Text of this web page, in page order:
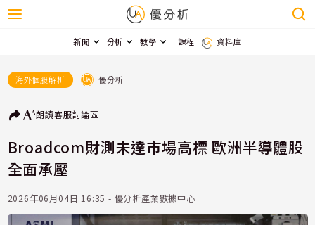
新聞 分析 教學 課程 資料庫
海外個股解析 優分析
朗讀客服討論區
Broadcom財測未達市場高標 歐洲半導體股
全面承壓
2026年06月04日 16:35 - 優分析產業數據中心